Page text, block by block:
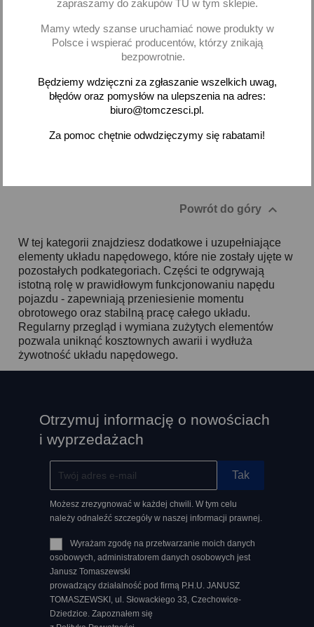
- + - +
Powrót do góry 
W tej kategorii znajdziesz dodatkowe i uzupełniające
elementy układu napędowego, które nie zostały ujęte w
pozostałych podkategoriach. Części te odgrywają
istotną rolę w prawidłowym funkcjonowaniu napędu
pojazdu - zapewniają przeniesienie momentu
obrotowego oraz stabilną pracę całego układu.
Regularny przegląd i wymiana zużytych elementów
pozwala uniknąć kosztownych awarii i wydłuża
żywotność układu napędowego.
Otrzymuj informację o nowościach
i wyprzedażach
Możesz zrezygnować w każdej chwili. W tym celu
należy odnaleźć szczegóły w naszej informacji prawnej.
Wyrażam zgodę na przetwarzanie moich danych
osobowych, administratorem danych osobowych jest
Janusz Tomaszewski
prowadzący działalność pod firmą P.H.U. JANUSZ
TOMASZEWSKI, ul. Słowackiego 33, Czechowice-
Dziedzice. Zapoznałem się
zapraszamy do zakupów TU w tym sklepie.
Mamy wtedy szanse uruchamiać nowe produkty w
Polsce i wspierać producentów, którzy znikają
bezpowrotnie.
Będziemy wdzięczni za zgłaszanie wszelkich uwag,
błędów oraz pomysłów na ulepszenia na adres:
biuro@tomczesci.pl.
Za pomoc chętnie odwdzięczymy się rabatami!